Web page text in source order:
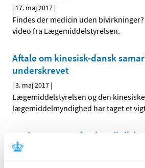
| 17. maj 2017 |
Findes der medicin uden bivirkninger?
video fra Lægemiddelstyrelsen.
Aftale om kinesisk-dansk
underskrevet
|3. maj 2017 |
Lægemiddelstyrelsen og den kinesiske
lægemiddelmyndighed har taget et
Høring over nyt forslag til
medicin mod astma og KOL
|2. maj 2017|